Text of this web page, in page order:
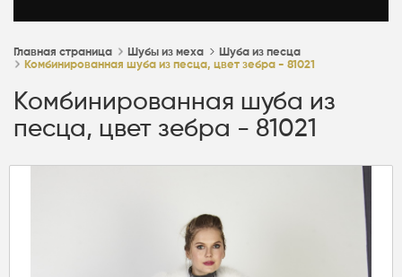
Главная страница Шубы из меха
Шуба из песца
Комбинированная шуба из песца, цвет зебра - 81021
Комбинированная шуба из
песца, цвет зебра - 81021